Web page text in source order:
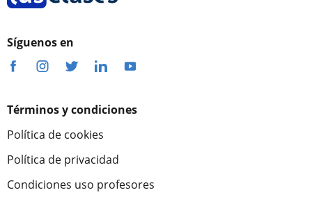
Síguenos en
Términos y condiciones
Política de cookies
Política de privacidad
Condiciones uso profesores